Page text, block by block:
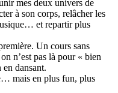
mes deux univers de
à son corps, relâcher les
et repartir plus
Un cours sans
n’est pas là pour « bien
dansant.
mais en plus fun, plus